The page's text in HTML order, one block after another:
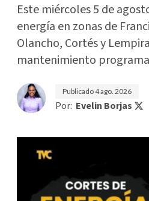
Este miércoles 5 de
energía en zonas de
Olancho, Cortés y
mantenimiento
Publicado4 ago. 2026
Por: Evelin Borjas